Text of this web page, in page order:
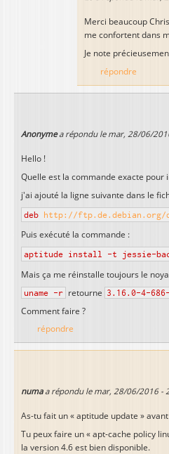
Merci beaucoup
me confortent dans
Je note
répondre
Anonymea répondu le mar, 28/06/
Hello !
Quelle est la commande exacte pour
j'ai ajouté la ligne suivante dans le
deb http://ftp.de.debian.org/
Puis exécuté la commande :
aptitude install -t jessie-
Mais ça me réinstalle toujours le
uname -r retourne 3.16.0-4-
Comment faire ?
répondre
numaa répondu le mar, 28/06/2016 -
As-tu fait un « aptitude update »
Tu peux faire un « apt-cache policy
la version 4.6 est bien disponible.